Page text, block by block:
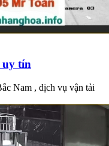
uy tín
Nam , dịch vụ vận tải